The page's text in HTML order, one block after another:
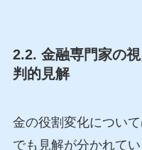
2.2. 金融専門家の
判的見解
金の役割変化につい
でも見解が分かれてい